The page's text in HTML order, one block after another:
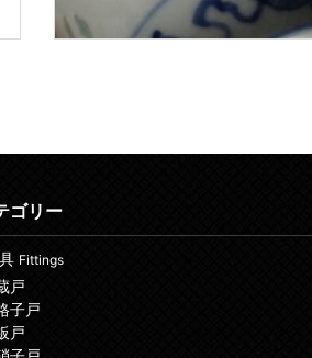
ゴリー
Fittings
戸
子戸
戸